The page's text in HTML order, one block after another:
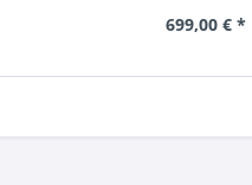
699,00 € *